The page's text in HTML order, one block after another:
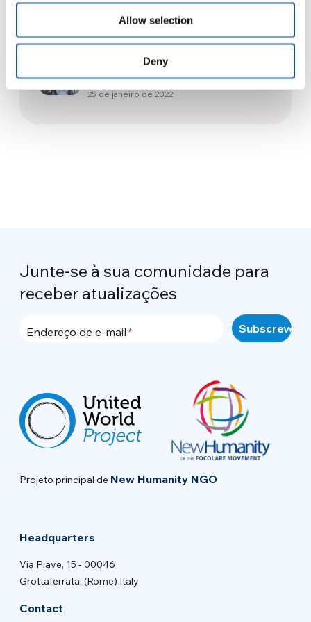
Allow selection
Deny
30 de agosto de 2022
“Sobrevivi ao Holocausto
graças à esperança e aos
sonhos”
25 de janeiro de 2022
Junte-se à sua comunidade para
receber atualizações
Endereço de e-mail
Projeto principal de New Humanity NGO
Headquarters
Via Piave, 15 - 00046
Grottaferrata, (Rome) Italy
Contact